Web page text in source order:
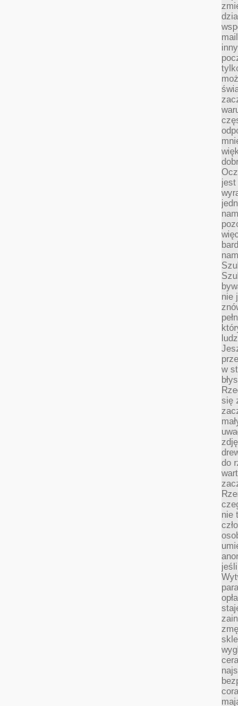
nie
w
się
do
nie